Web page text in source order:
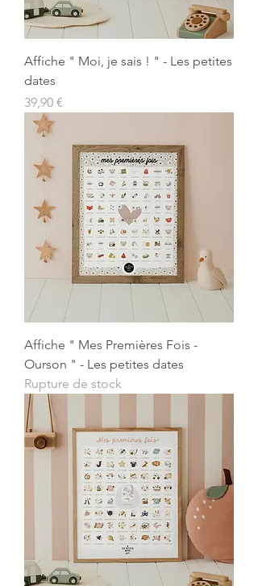
Affiche " Moi, je sais ! " - Les petites
dates
Prix
39,90 €
Affiche " Mes Premières Fois -
Ourson " - Les petites dates
Rupture de stock